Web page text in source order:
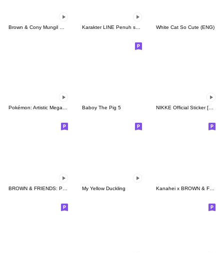
White Cat So Cute (ENG)
Pokémon: Artistic Mega Evolution Baboy The Pig 5 NIKKE Official Sticker [7th Batch]
My Yellow Duckling Kanahei x BROWN & FRIENDS